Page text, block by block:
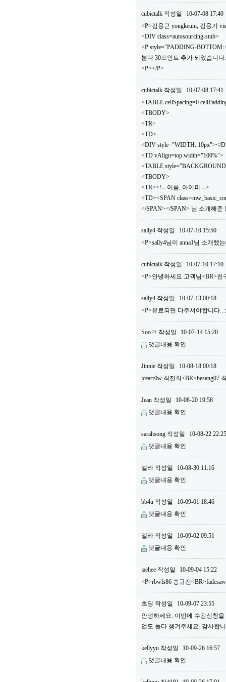
cubictalk 작성일
10-07-08 17:40
<P>김용근 yongkeuni, 김용기
<DIV class=autosourcing-stub>
<P style="PADDING-
분다 30포인트 추가 되었습니
<P></P>
cubictalk 작성일
10-07-08 17:41
<TABLE cellSpacing=0
<TBODY>
<TR>
<TD>
<DIV style="WIDTH: 10px"></
<TD vAlign=top width="100%">
<TABLE style="BACKGROUND:
<TBODY>
<TR><!-- 이름, 아이피 -->
<TD><SPAN
</SPAN></SPAN> 님 소개해
sally4 작성일
10-07-10 15:50
<P>sally4님이 anna1님 소개했
cubictalk 작성일
10-07-10 17:10
<P>안녕하세요 고객님<BR>친
sally4 작성일
10-07-13 00:18
<P>유료되면 다주셔야합니다
Sooㅋ 작성일
10-07-14 15:20
댓글내용 확인
Jinnie 작성일
10-08-18 00:18
icearr0w 최진희<BR>besang07
Jean 작성일
10-08-20 19:58
댓글내용 확인
sarahsong 작성일
10-08-22 22:25
댓글내용 확인
엘라 작성일
10-08-30 11:16
댓글내용 확인
bb4u 작성일
10-09-01 18:46
댓글내용 확인
엘라 작성일
10-09-02 09:51
댓글내용 확인
jaehee 작성일
10-09-04 15:22
<P>rbwls86 송규진
초딩 작성일
10-09-07 23:55
안녕하세요. 이번에 수강신청
업도 둘다 챙겨주세요. 감사합
kellyyu 작성일
10-09-26 16:57
댓글내용 확인